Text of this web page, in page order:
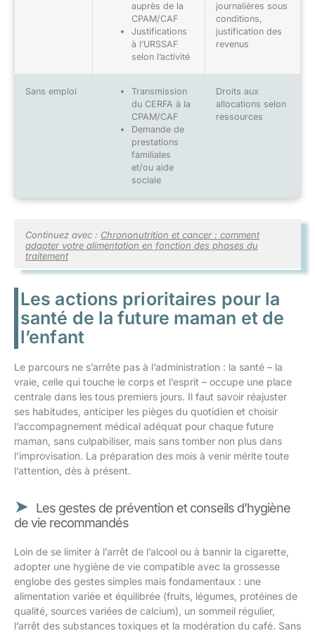
auprès de la
CPAM/CAF
Justifications
à l’URSSAF
selon l’activité
journalières sous
conditions,
justification des
revenus
Sans emploi
Transmission
du CERFA à la
CPAM/CAF
Demande de
prestations
familiales
et/ou aide
sociale
Droits aux
allocations selon
ressources
Continuez avec : Chrononutrition et cancer : comment
adapter votre alimentation en fonction des phases du
traitement
Les actions prioritaires pour la
santé de la future maman et de
l’enfant
Le parcours ne s’arrête pas à l’administration : la santé – la
vraie, celle qui touche le corps et l’esprit – occupe une place
centrale dans les tous premiers jours. Il faut savoir réajuster
ses habitudes, anticiper les pièges du quotidien et choisir
l’accompagnement médical adéquat pour chaque future
maman, sans culpabiliser, mais sans tomber non plus dans
l’improvisation. La préparation des mois à venir mérite toute
l’attention, dès à présent.
Les gestes de prévention et conseils d’hygiène
de vie recommandés
Loin de se limiter à l’arrêt de l’alcool ou à bannir la cigarette,
adopter une hygiène de vie compatible avec la grossesse
englobe des gestes simples mais fondamentaux : une
alimentation variée et équilibrée (fruits, légumes, protéines de
qualité, sources variées de calcium), un sommeil régulier,
l’arrêt des substances toxiques et la modération du café. Sans